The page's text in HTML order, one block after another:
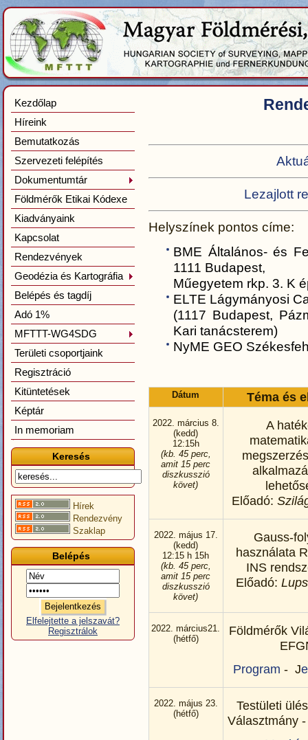
Kezdőlap
Híreink
Bemutatkozás
Szervezeti felépítés
Dokumentumtár
Földmérők Etikai Kódexe
Kiadványaink
Kapcsolat
Rendezvények
Geodézia és Kartográfia
Belépés és tagdíj
Adó 1%
MFTTT-WG4SDG
Területi csoportjaink
Regisztráció
Kitüntetések
Képtár
In memoriam
Keresés
Hírek
Rendezvény
Szaklap
Belépés
Elfelejtette a jelszavát?
Regisztrálok
Lezajlott
Helyszínek pontos címe:
BME Általános- és
1111 Budapest,
Műegyetem rkp. 3. K
ELTE Lágymányosi
(1117 Budapest,
Kari tanácsterem)
NyME GEO
Dátum Téma és
2022. március 8.
(kedd)
12:15h
(kb. 45 perc,
amit 15 perc
diszkusszió
követ)
A
Előadó:
2022. május 17.
(kedd)
12:15 h 15h
(kb. 45 perc,
amit 15 perc
diszkusszió
követ)
Gauss-
használata
INS
Előadó:
2022. március21.
(hétfő)
Földmérők
Program - J
2022. május 23.
(hétfő)
Testületi
Választmány